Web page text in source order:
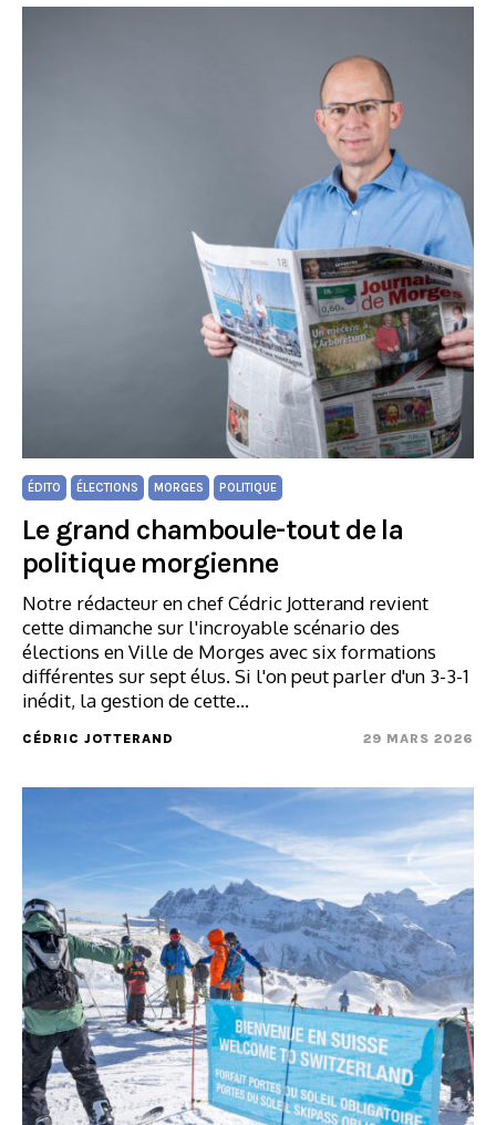
ÉDITO ÉLECTIONS MORGES POLITIQUE
Le grand chamboule-tout de la
politique morgienne
Notre rédacteur en chef Cédric Jotterand revient
cette dimanche sur l'incroyable scénario des
élections en Ville de Morges avec six formations
différentes sur sept élus. Si l'on peut parler d'un 3-3-1
inédit, la gestion de cette…
CÉDRIC JOTTERAND 29 MARS 2026